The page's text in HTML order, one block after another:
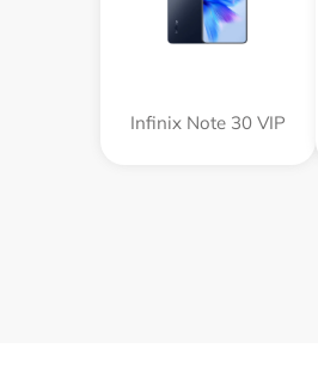
Infinix Note 30 VIP